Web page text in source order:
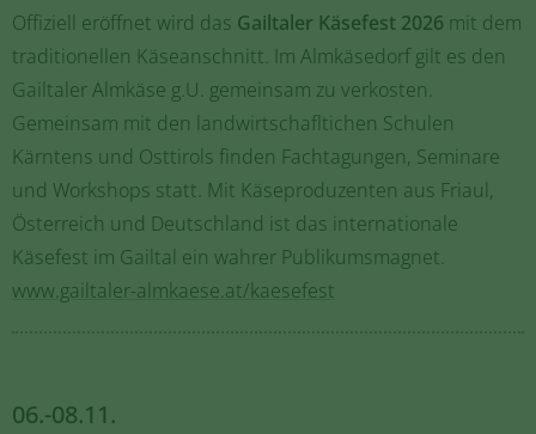
Offiziell eröffnet wird das Gailtaler Käsefest 2026 mit dem
traditionellen Käseanschnitt. Im Almkäsedorf gilt es den
Gailtaler Almkäse g.U. gemeinsam zu verkosten.
Gemeinsam mit den landwirtschafltichen Schulen
Kärntens und Osttirols finden Fachtagungen, Seminare
und Workshops statt. Mit Käseproduzenten aus Friaul,
Österreich und Deutschland ist das internationale
Käsefest im Gailtal ein wahrer Publikumsmagnet.
www.gailtaler-almkaese.at/kaesefest
06.-08.11.